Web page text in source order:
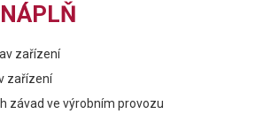
zařízení
zařízení
závad ve výrobním provozu